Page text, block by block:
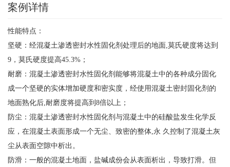
案例详情
性能特点：
坚硬：经混凝土渗透密封水性固化剂处理后的地面,莫氏硬度将达到
9，莫氏硬度提高45.3%；
耐磨：混凝土渗透密封水性固化剂能够将混凝土中的各种成分固化
成一个坚硬的实体增加硬度和密实度，经使用混凝土密封固化剂的
地面熟化后,耐磨度将提高到8倍以上；
防尘：混凝土渗透密封水性固化剂与混凝土中的硅酸盐发生化学反
应，在混凝土表面形成一个无尘、致密的整体,永 久控制了混凝土灰
尘从表面空隙中析出。
防滑：一般的混凝土地面，盐碱成份会从表面析出，导致打滑。但